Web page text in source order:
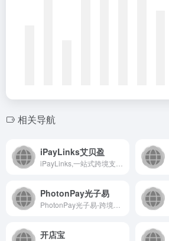
相关导航
iPayLinks艾贝盈
PhotonPay光子易
开店宝